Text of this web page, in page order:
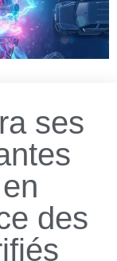
ses
des